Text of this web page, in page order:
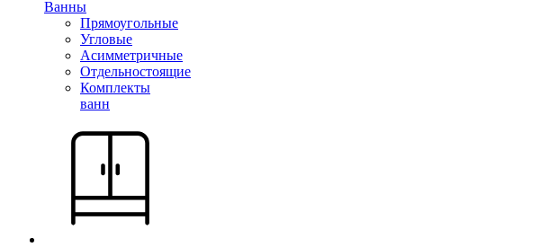
Ванны
Прямоугольные
Угловые
Асимметричные
Отдельностоящие
Комплекты
ванн